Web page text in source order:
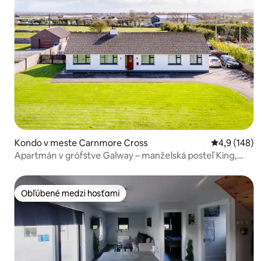
Kondo v meste Carnmore Cross Priemerné
4,9 (148)
Apartmán v grófstve Galway – manželská posteľ King,
Obľúbené medzi hosťami
Obľúbené medzi hosťami